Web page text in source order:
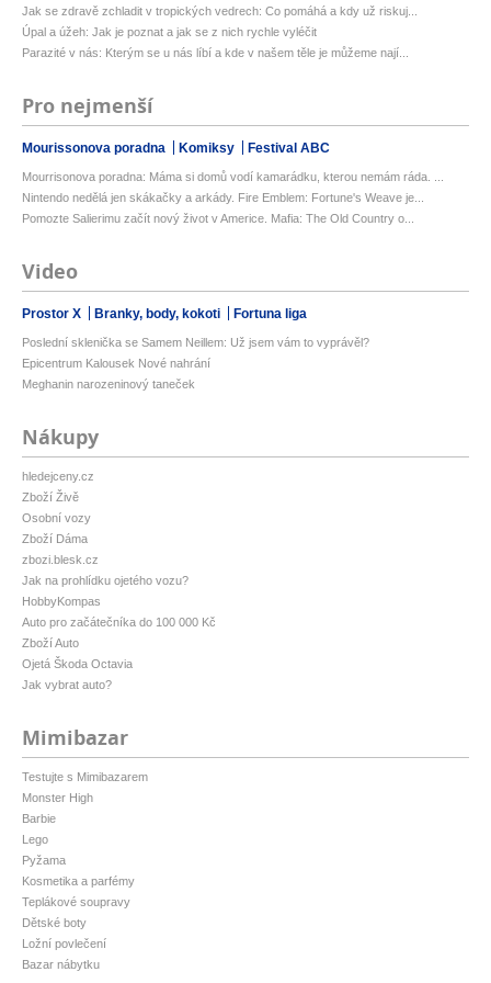
Jak se zdravě zchladit v tropických vedrech: Co pomáhá a kdy už riskuj...
Úpal a úžeh: Jak je poznat a jak se z nich rychle vyléčit
Parazité v nás: Kterým se u nás líbí a kde v našem těle je můžeme nají...
Pro nejmenší
Mourissonova poradna Komiksy Festival ABC
Mourrisonova poradna: Máma si domů vodí kamarádku, kterou nemám ráda. ...
Nintendo nedělá jen skákačky a arkády. Fire Emblem: Fortune's Weave je...
Pomozte Salierimu začít nový život v Americe. Mafia: The Old Country o...
Video
Prostor X Branky, body, kokoti Fortuna liga
Poslední sklenička se Samem Neillem: Už jsem vám to vyprávěl?
Epicentrum Kalousek Nové nahrání
Meghanin narozeninový taneček
Nákupy
hledejceny.cz
Zboží Živě
Osobní vozy
Zboží Dáma
zbozi.blesk.cz
Jak na prohlídku ojetého vozu?
HobbyKompas
Auto pro začátečníka do 100 000 Kč
Zboží Auto
Ojetá Škoda Octavia
Jak vybrat auto?
Mimibazar
Testujte s Mimibazarem
Monster High
Barbie
Lego
Pyžama
Kosmetika a parfémy
Teplákové soupravy
Dětské boty
Ložní povlečení
Bazar nábytku